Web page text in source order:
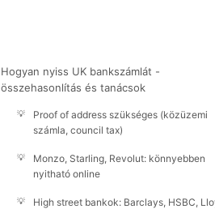
Hogyan nyiss UK bankszámlát -
összehasonlítás és tanácsok
Proof of address szükséges (közüzemi
számla, council tax)
Monzo, Starling, Revolut: könnyebben
nyitható online
High street bankok: Barclays, HSBC,